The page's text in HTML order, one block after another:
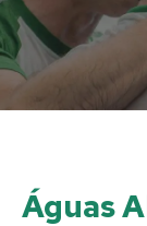
Águas